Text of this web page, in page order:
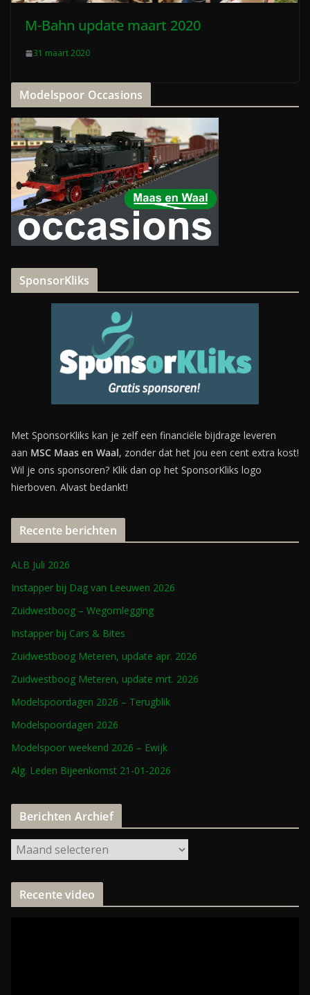
M-Bahn update maart 2020
31 maart 2020
Modelspoor Occasions
SponsorKliks
Met SponsorKliks kan je zelf een financiële bijdrage leveren
aan MSC Maas en Waal, zonder dat het jou een cent extra kost!
Wil je ons sponsoren? Klik dan op het SponsorKliks logo
hierboven. Alvast bedankt!
Recente berichten
ALB Juli 2026
Instapper bij Dag van Leeuwen 2026
Zuidwestboog – Wegomlegging
Instapper bij Cars & Bites
Zuidwestboog Meteren, update apr. 2026
Zuidwestboog Meteren, update mrt. 2026
Modelspoordagen 2026 – Terugblik
Modelspoordagen 2026
Modelspoor weekend 2026 – Ewijk
Alg. Leden Bijeenkomst 21-01-2026
Berichten Archief
Recente video